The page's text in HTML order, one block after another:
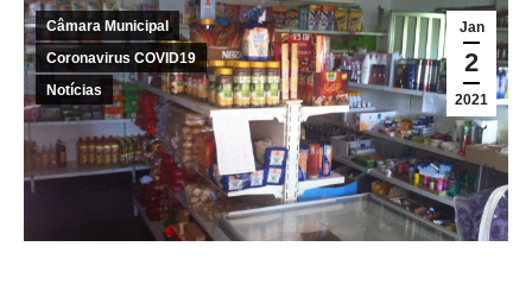
Jan
2
2021
Câmara Municipal
Coronavirus COVID19
Notícias